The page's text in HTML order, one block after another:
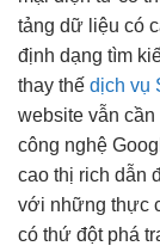
tảng dữ liệu có
định dạng tìm
thay thế dịch vụ
website vẫn cần
công nghệ
cao thị rich dẫn
với những thực
có thứ đột phá